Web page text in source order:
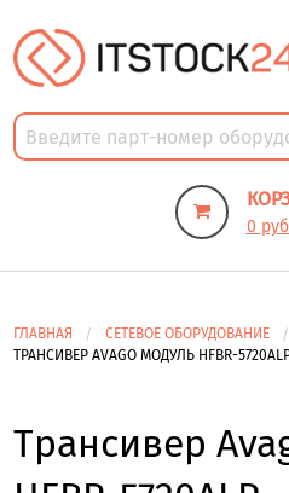
0
ГЛАВНАЯ СЕТЕВОЕ ОБОРУДОВАНИЕ
ТРАНСИВЕР AVAGO МОДУЛЬ HFBR-
Трансивер